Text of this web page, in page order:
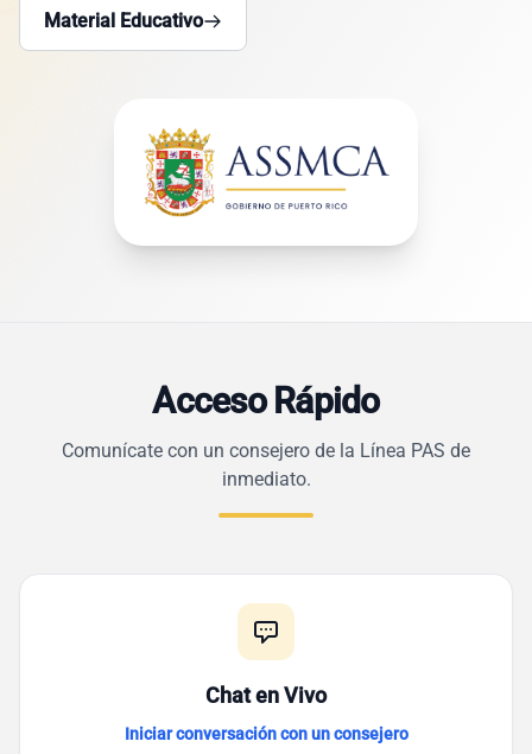
Material Educativo
Acceso Rápido
Comunícate con un consejero de la Línea PAS de
inmediato.
Chat en Vivo
Iniciar conversación con un consejero